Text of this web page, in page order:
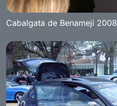
Cabalgata de Benamejí 2008